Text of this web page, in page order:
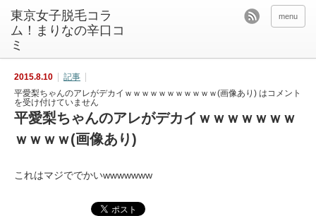
東京女子脱毛コラ
ム！まりなの辛口コ
ミ
menu
2015.8.10
記事
平愛梨ちゃんのアレがデカイｗｗｗｗｗｗｗｗｗｗｗ(画像あり) はコメント
を受け付けていません
平愛梨ちゃんのアレがデカイｗｗｗｗｗｗｗ
ｗｗｗｗ(画像あり)
これはマジででかいwwwwwww